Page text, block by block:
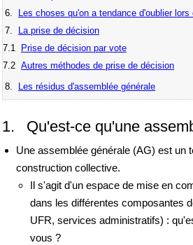
6.
Les choses qu'on a tendance d'oublier lors
7.
La prise de décision
Prise de décision par vote
Autres méthodes de prise de décision
8. Les résidus d'assemblée générale
1. Qu'est-ce qu'une
Une assemblée générale (AG) est un
construction collective.
Il s'agit d'un espace de mise en
dans les différentes composantes
UFR, services administratifs) :
vous ?